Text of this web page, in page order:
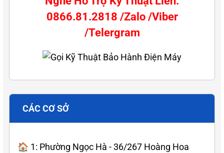
0866.81.2818 /Zalo /Viber
/Telergram
CÁC CƠ SỞ
🏠 1: Phường Ngọc Hà - 36/267 Hoàng Hoa